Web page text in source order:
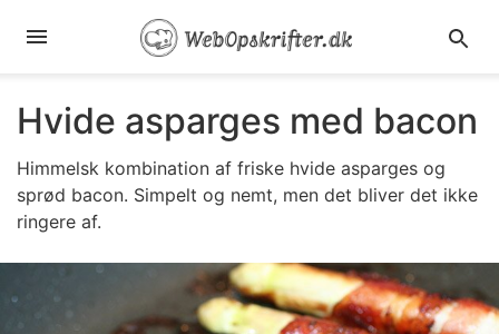
Hvide asparges med bacon
Himmelsk kombination af friske hvide asparges og
sprød bacon. Simpelt og nemt, men det bliver det ikke
ringere af.